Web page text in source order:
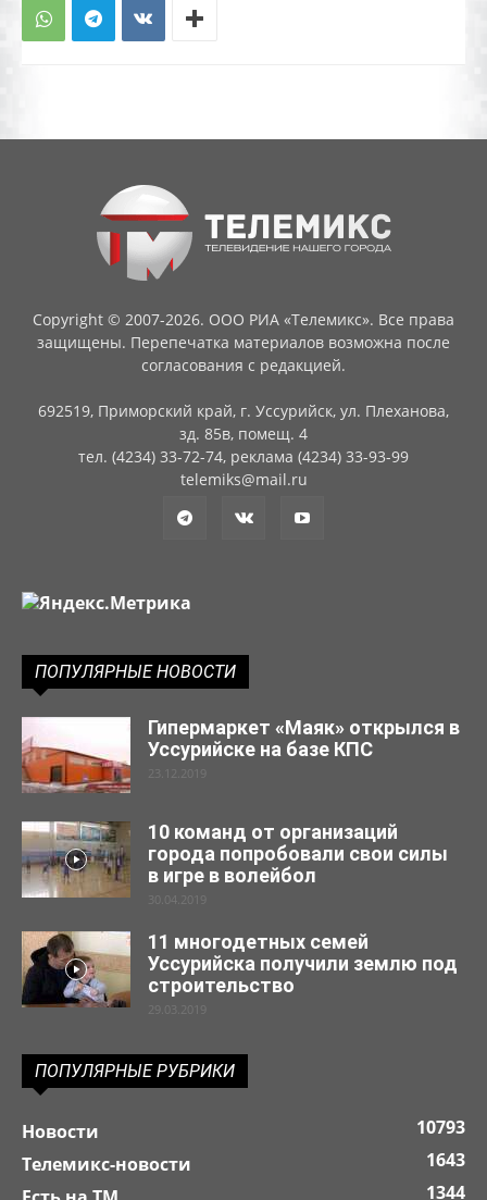
Copyright © 2007-2026. ООО РИА «Телемикс». Все права
защищены. Перепечатка материалов возможна после
согласования с редакцией.
692519, Приморский край, г. Уссурийск, ул. Плеханова,
зд. 85в, помещ. 4
тел. (4234) 33-72-74, реклама (4234) 33-93-99
telemiks@mail.ru
ПОПУЛЯРНЫЕ НОВОСТИ
Гипермаркет «Маяк» открылся в
Уссурийске на базе КПС
23.12.2019
10 команд от организаций
города попробовали свои силы
в игре в волейбол
30.04.2019
11 многодетных семей
Уссурийска получили землю под
строительство
29.03.2019
ПОПУЛЯРНЫЕ РУБРИКИ
Новости
10793
Телемикс-новости
1643
1344